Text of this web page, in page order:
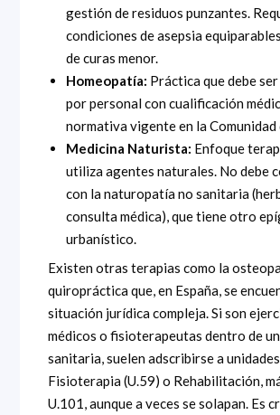
gestión de residuos punzantes.
condiciones de asepsia
de curas menor.
Homeopatía: Práctica que debe
por personal con cualificación
normativa vigente en la Comunidad
Medicina Naturista: Enfoque
utiliza agentes naturales. No debe
con la naturopatía no sanitaria
consulta médica), que tiene otro
urbanístico.
Existen otras terapias como la
quiropráctica que, en España, se
situación jurídica compleja. Si son
médicos o fisioterapeutas dentro de
sanitaria, suelen adscribirse a
Fisioterapia (U.59) o Rehabilitación,
U.101, aunque a veces se solapan. Es